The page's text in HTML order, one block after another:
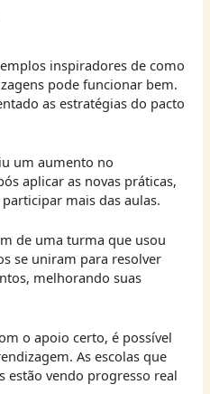
inspiradores de como
pode funcionar bem.
as estratégias do pacto
um aumento no
aplicar as novas práticas,
mais das aulas.
de uma turma que usou
se uniram para resolver
melhorando suas
o apoio certo, é possível
As escolas que
estão vendo progresso real